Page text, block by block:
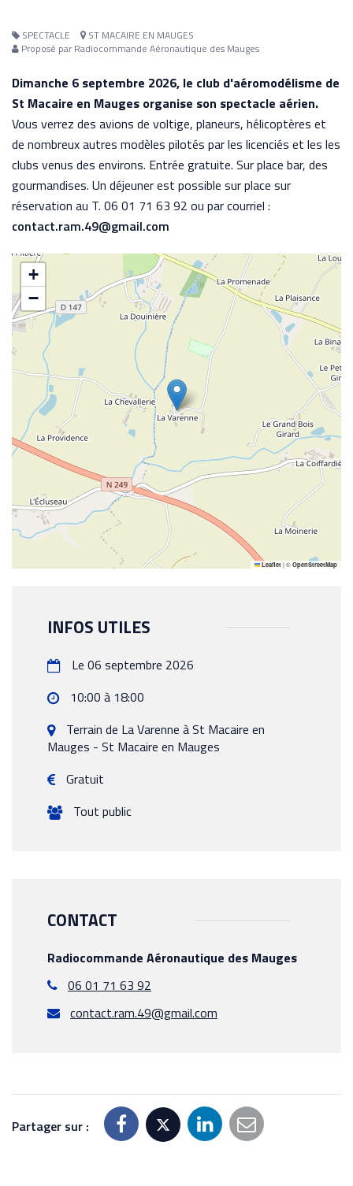
SPECTACLE
ST MACAIRE EN MAUGES
Proposé par Radiocommande Aéronautique des Mauges
Dimanche 6 septembre 2026, le club d'aéromodélisme de
St Macaire en Mauges organise son spectacle aérien.
Vous verrez des avions de voltige, planeurs, hélicoptères et
de nombreux autres modèles pilotés par les licenciés et les les
clubs venus des environs. Entrée gratuite. Sur place bar, des
gourmandises. Un déjeuner est possible sur place sur
réservation au T. 06 01 71 63 92 ou par courriel :
contact.ram.49@gmail.com
+
−
Leaflet |© OpenStreetMap
INFOS UTILES
Le 06 septembre 2026
10:00 à 18:00
Terrain de La Varenne à St Macaire en
Mauges - St Macaire en Mauges
Gratuit
Tout public
CONTACT
Radiocommande Aéronautique des Mauges
06 01 71 63 92
contact.ram.49@gmail.com
Partager sur :